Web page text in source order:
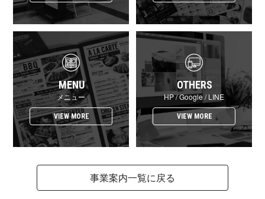
M E N U
メ ニ ュ ー
VIEW MORE
OT H E R S
HP / Google / L I N E
VIEW MORE
事業案内一覧に戻る